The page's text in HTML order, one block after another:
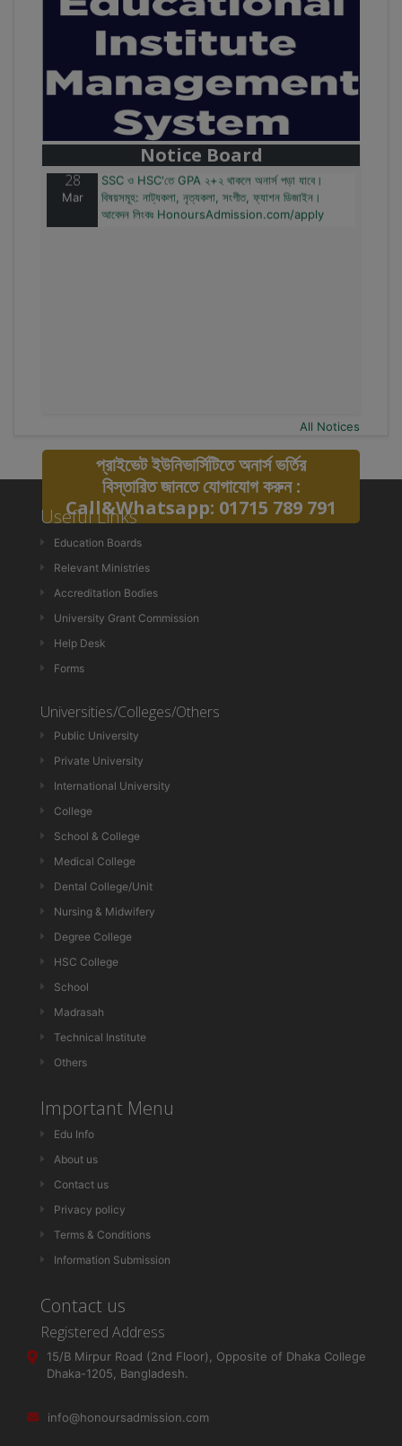
Notice Board
বাজেটের মধ্যে প্রাইভেট ইউনিভার্সিটিতে অনার্স পড়ার সুযোগ।
২০টির অধিক বিষয়, ৪ বছরে মোট খরচ ২ লক্ষ থেকে ৫ লক্ষ টাকা।
আবেদন লিংকঃ HonoursAdmission.com/apply
28
Mar
SSC ও HSC'তে GPA ২+২ থাকলে অনার্স পড়া যাবে।
বিষয়সমূহ: নাট্যকলা, নৃত্যকলা, সংগীত, ফ্যাশন ডিজাইন।
আবেদন লিংকঃ HonoursAdmission.com/apply
All Notices
প্রাইভেট ইউনিভার্সিটিতে অনার্স ভর্তির
বিস্তারিত জানতে যোগাযোগ করুন :
Call&Whatsapp: 01715 789 791
Useful Links
Education Boards
Relevant Ministries
Accreditation Bodies
University Grant Commission
Help Desk
Forms
Universities/Colleges/Others
Public University
Private University
International University
College
School & College
Medical College
Dental College/Unit
Nursing & Midwifery
Degree College
HSC College
School
Madrasah
Technical Institute
Others
Important Menu
Edu Info
About us
Contact us
Privacy policy
Terms & Conditions
Information Submission
Contact us
Registered Address
15/B Mirpur Road (2nd Floor), Opposite of Dhaka College
Dhaka-1205, Bangladesh.
info@honoursadmission.com